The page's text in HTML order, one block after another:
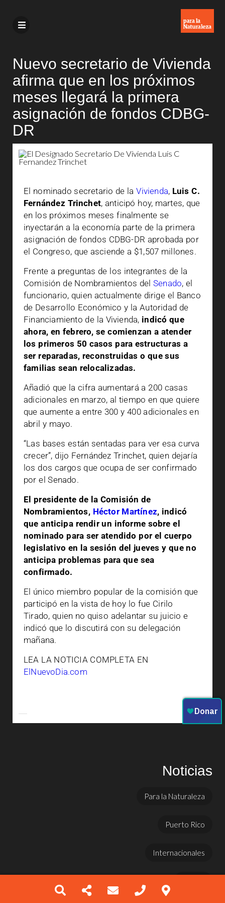
Nuevo secretario de Vivienda
afirma que en los próximos
meses llegará la primera
asignación de fondos CDBG-
DR
El nominado secretario de laVivienda, Luis C.
Fernández Trinchet, anticipó hoy, martes, que
en los próximos meses finalmente se
inyectarán a la economía parte de la primera
asignación de fondos CDBG-DR aprobada por
el Congreso, que asciende a $1,507 millones.
Frente a preguntas de los integrantes de la
Comisión de Nombramientos del Senado, el
funcionario, quien actualmente dirige el Banco
de Desarrollo Económico y la Autoridad de
Financiamiento de la Vivienda, indicó que
ahora, en febrero, se comienzan a atender
los primeros 50 casos para estructuras a
ser reparadas, reconstruidas o que sus
familias sean relocalizadas.
Añadió que la cifra aumentará a 200 casas
adicionales en marzo, al tiempo en que quiere
que aumente a entre 300 y 400 adicionales en
abril y mayo.
“Las bases están sentadas para ver esa curva
crecer”, dijo Fernández Trinchet, quien dejaría
los dos cargos que ocupa de ser confirmado
por el Senado.
El presidente de la Comisión de
Nombramientos, Héctor Martínez, indicó
que anticipa rendir un informe sobre el
nominado para ser atendido por el cuerpo
legislativo en la sesión del jueves y que no
anticipa problemas para que sea
confirmado.
El único miembro popular de la comisión que
participó en la vista de hoy lo fue Cirilo
Tirado, quien no quiso adelantar su juicio e
indicó que lo discutirá con su delegación
mañana.
LEA LA NOTICIA COMPLETA EN
ElNuevoDia.com
Noticias
Para la Naturaleza
Puerto Rico
Internacionales